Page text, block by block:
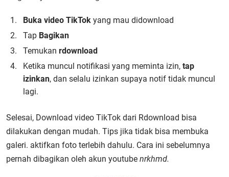
Buka video TikTok yang mau didownload
Tap Bagikan
Temukan rdownload
Ketika muncul notifikasi yang meminta izin, tap
izinkan, dan selalu izinkan supaya notif tidak muncul
lagi.
Selesai, Download video TikTok dari Rdownload bisa
dilakukan dengan mudah. Tips jika tidak bisa membuka
galeri. aktifkan foto terlebih dahulu. Cara ini sebelumnya
pernah dibagikan oleh akun youtube nrkhmd.